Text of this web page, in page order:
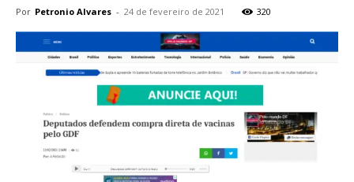
Por Petronio Alvares - 24 de fevereiro de 2021 320